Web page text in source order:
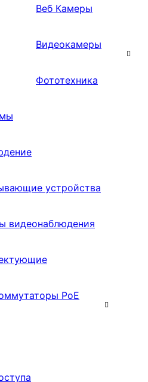
Веб Камеры
Видеокамеры
Фототехника
устройства
видеонаблюдения
PoE